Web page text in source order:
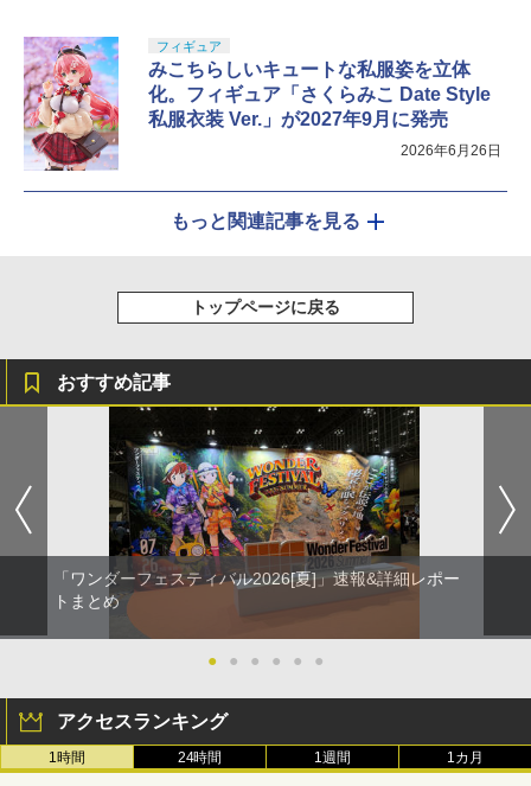
フィギュア
みこちらしいキュートな私服姿を立体
化。フィギュア「さくらみこ Date Style
私服衣装 Ver.」が2027年9月に発売
2026年6月26日
もっと関連記事を見る
トップページに戻る
おすすめ記事
「ワンダーフェスティバル2026[夏]」速報&詳細レポー
トまとめ
● ● ● ● ● ●
アクセスランキング
1時間 24時間 1週間 1カ月